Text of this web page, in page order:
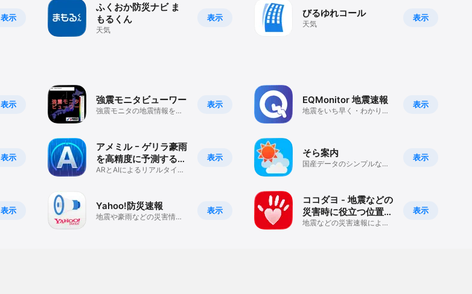
表示 表示
ふくおか防災ナビ ま
もるくん
天気
表示
びるゆれコール
天気
表示
表示
表示
表示
強震モニタビューワー
強震モニタの地震情報をア
表示
アメミル ｰ ゲリラ豪雨
を高精度に予測する雨
雲レーダー
ARとAIによるリアルタイム
表示
Yahoo!防災速報
地震や豪雨などの災害情報
表示
EQMonitor 地震速報
地震をいち早く・わかりや
表示
そら案内
国産データのシンプルな天
表示
ココダヨ - 地震などの
災害時に役立つ位置情
報共有防災アプリ
地震などの災害速報による